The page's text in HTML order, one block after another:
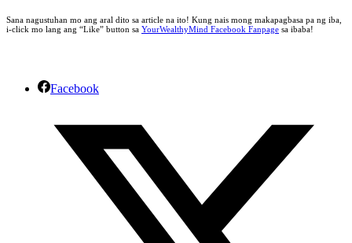
Sana nagustuhan mo ang aral dito sa article na ito! Kung nais mong makapagbasa pa ng iba,
i-click mo lang ang “Like” button sa YourWealthyMind Facebook Fanpage sa ibaba!
Facebook